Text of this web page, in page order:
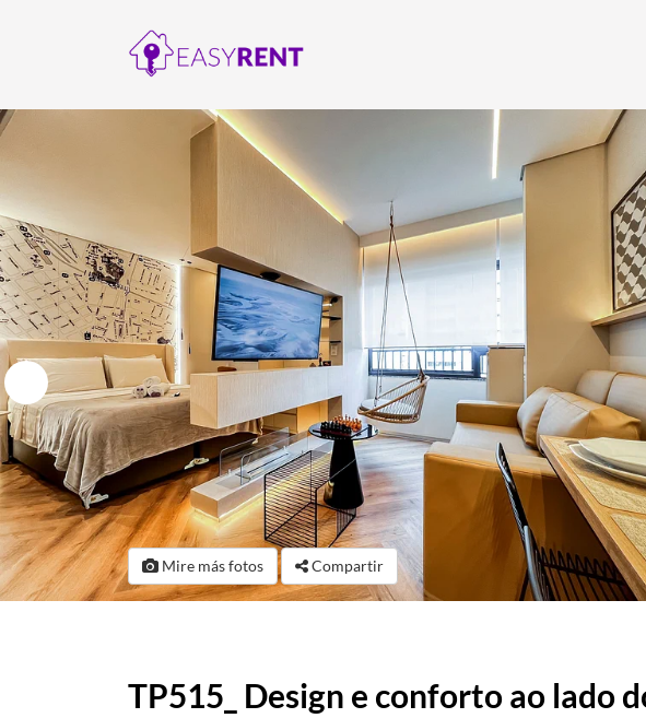
Mire más fotos Compartir
TP515_ Design e conforto ao lado